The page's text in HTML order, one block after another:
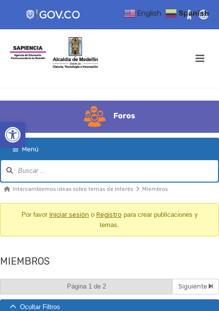
Open toolbar
Menú
Foro
Migajas
aquí:
Intercambiemos ideas sobre temas de interés Miembros
Por favor Iniciar sesión o Registro para crear publicaciones y
temas.
MIEMBROS
Página 1 de 2 Siguiente
Ocultar Filtros
English Spanish